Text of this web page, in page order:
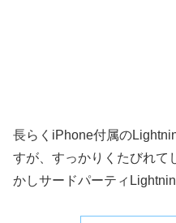
長らくiPhone付属の
すが、すっかりくたびれて
かしサードパーティ